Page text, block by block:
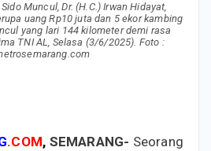
Muncul, Dr. (H.C.) Irwan Hidayat,
uang Rp10 juta dan 5 ekor kambing
yang lari 144 kilometer demi rasa
TNI AL, Selasa (3/6/2025). Foto :
.COM, SEMARANG- Seorang